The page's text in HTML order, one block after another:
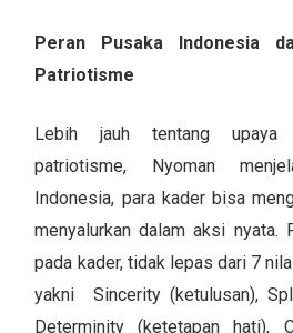
Peran Pusaka Indonesia
Patriotisme
Lebih jauh tentang upaya
patriotisme, Nyoman
Indonesia, para kader bisa
menyalurkan dalam aksi nyata.
pada kader, tidak lepas dari 7
yakni Sincerity (ketulusan),
Determinity (ketetapan hati),